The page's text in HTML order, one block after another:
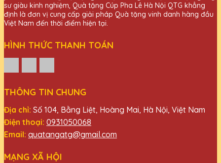
sư giàu kinh nghiệm, Quà tặng Cúp Pha Lê Hà Nội QTG khẳng
định là đơn vị cung cấp giải pháp Quà tặng vinh danh hàng đầu
Việt Nam đến thời điểm hiện tại.
HÌNH THỨC THANH TOÁN
THÔNG TIN CHUNG
Địa chỉ: Số 104, Bằng Liệt, Hoàng Mai, Hà Nội, Việt Nam
Điện thoại: 0931050068
Email: quatangqtg@gmail.com
MẠNG XÃ HỘI